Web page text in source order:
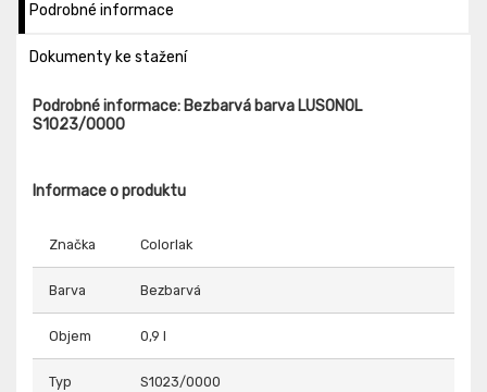
Podrobné informace
Dokumenty ke stažení
Podrobné informace: Bezbarvá barva LUSONOL
S1023/0000
Informace o produktu
Značka Colorlak
Barva Bezbarvá
Objem 0,9 l
Typ S1023/0000